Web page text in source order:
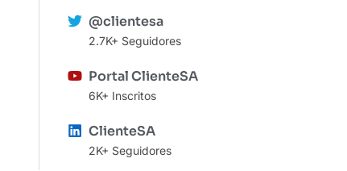
@clientesa
2.7K+ Seguidores
Portal ClienteSA
6K+ Inscritos
ClienteSA
2K+ Seguidores